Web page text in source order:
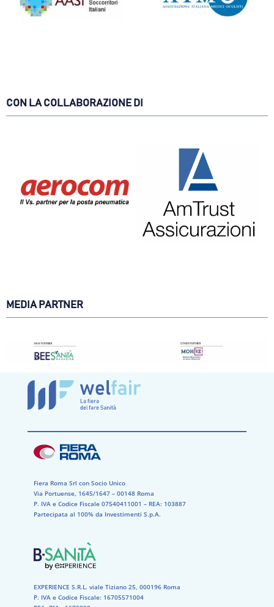
CON LA COLLABORAZIONE DI
MEDIA PARTNER
Fiera Roma Srl con Socio Unico
Via Portuense, 1645/1647 – 00148 Roma
P. IVA e Codice Fiscale 07540411001​ – REA: 103887​
Partecipata al 100% da Investimenti S.p.A.
EXPERIENCE S.R.L. viale Tiziano 25, 000196 Roma
P. IVA e Codice Fiscale: 16705571004